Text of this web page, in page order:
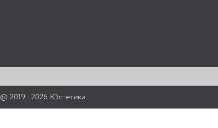
@ 2019 - 2026 Юстетика